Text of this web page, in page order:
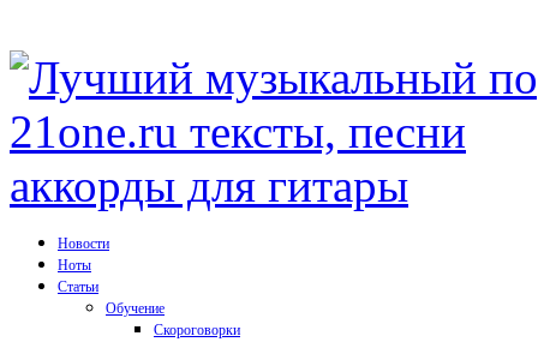
Новости
Ноты
Статьи
Обучение
Скороговорки